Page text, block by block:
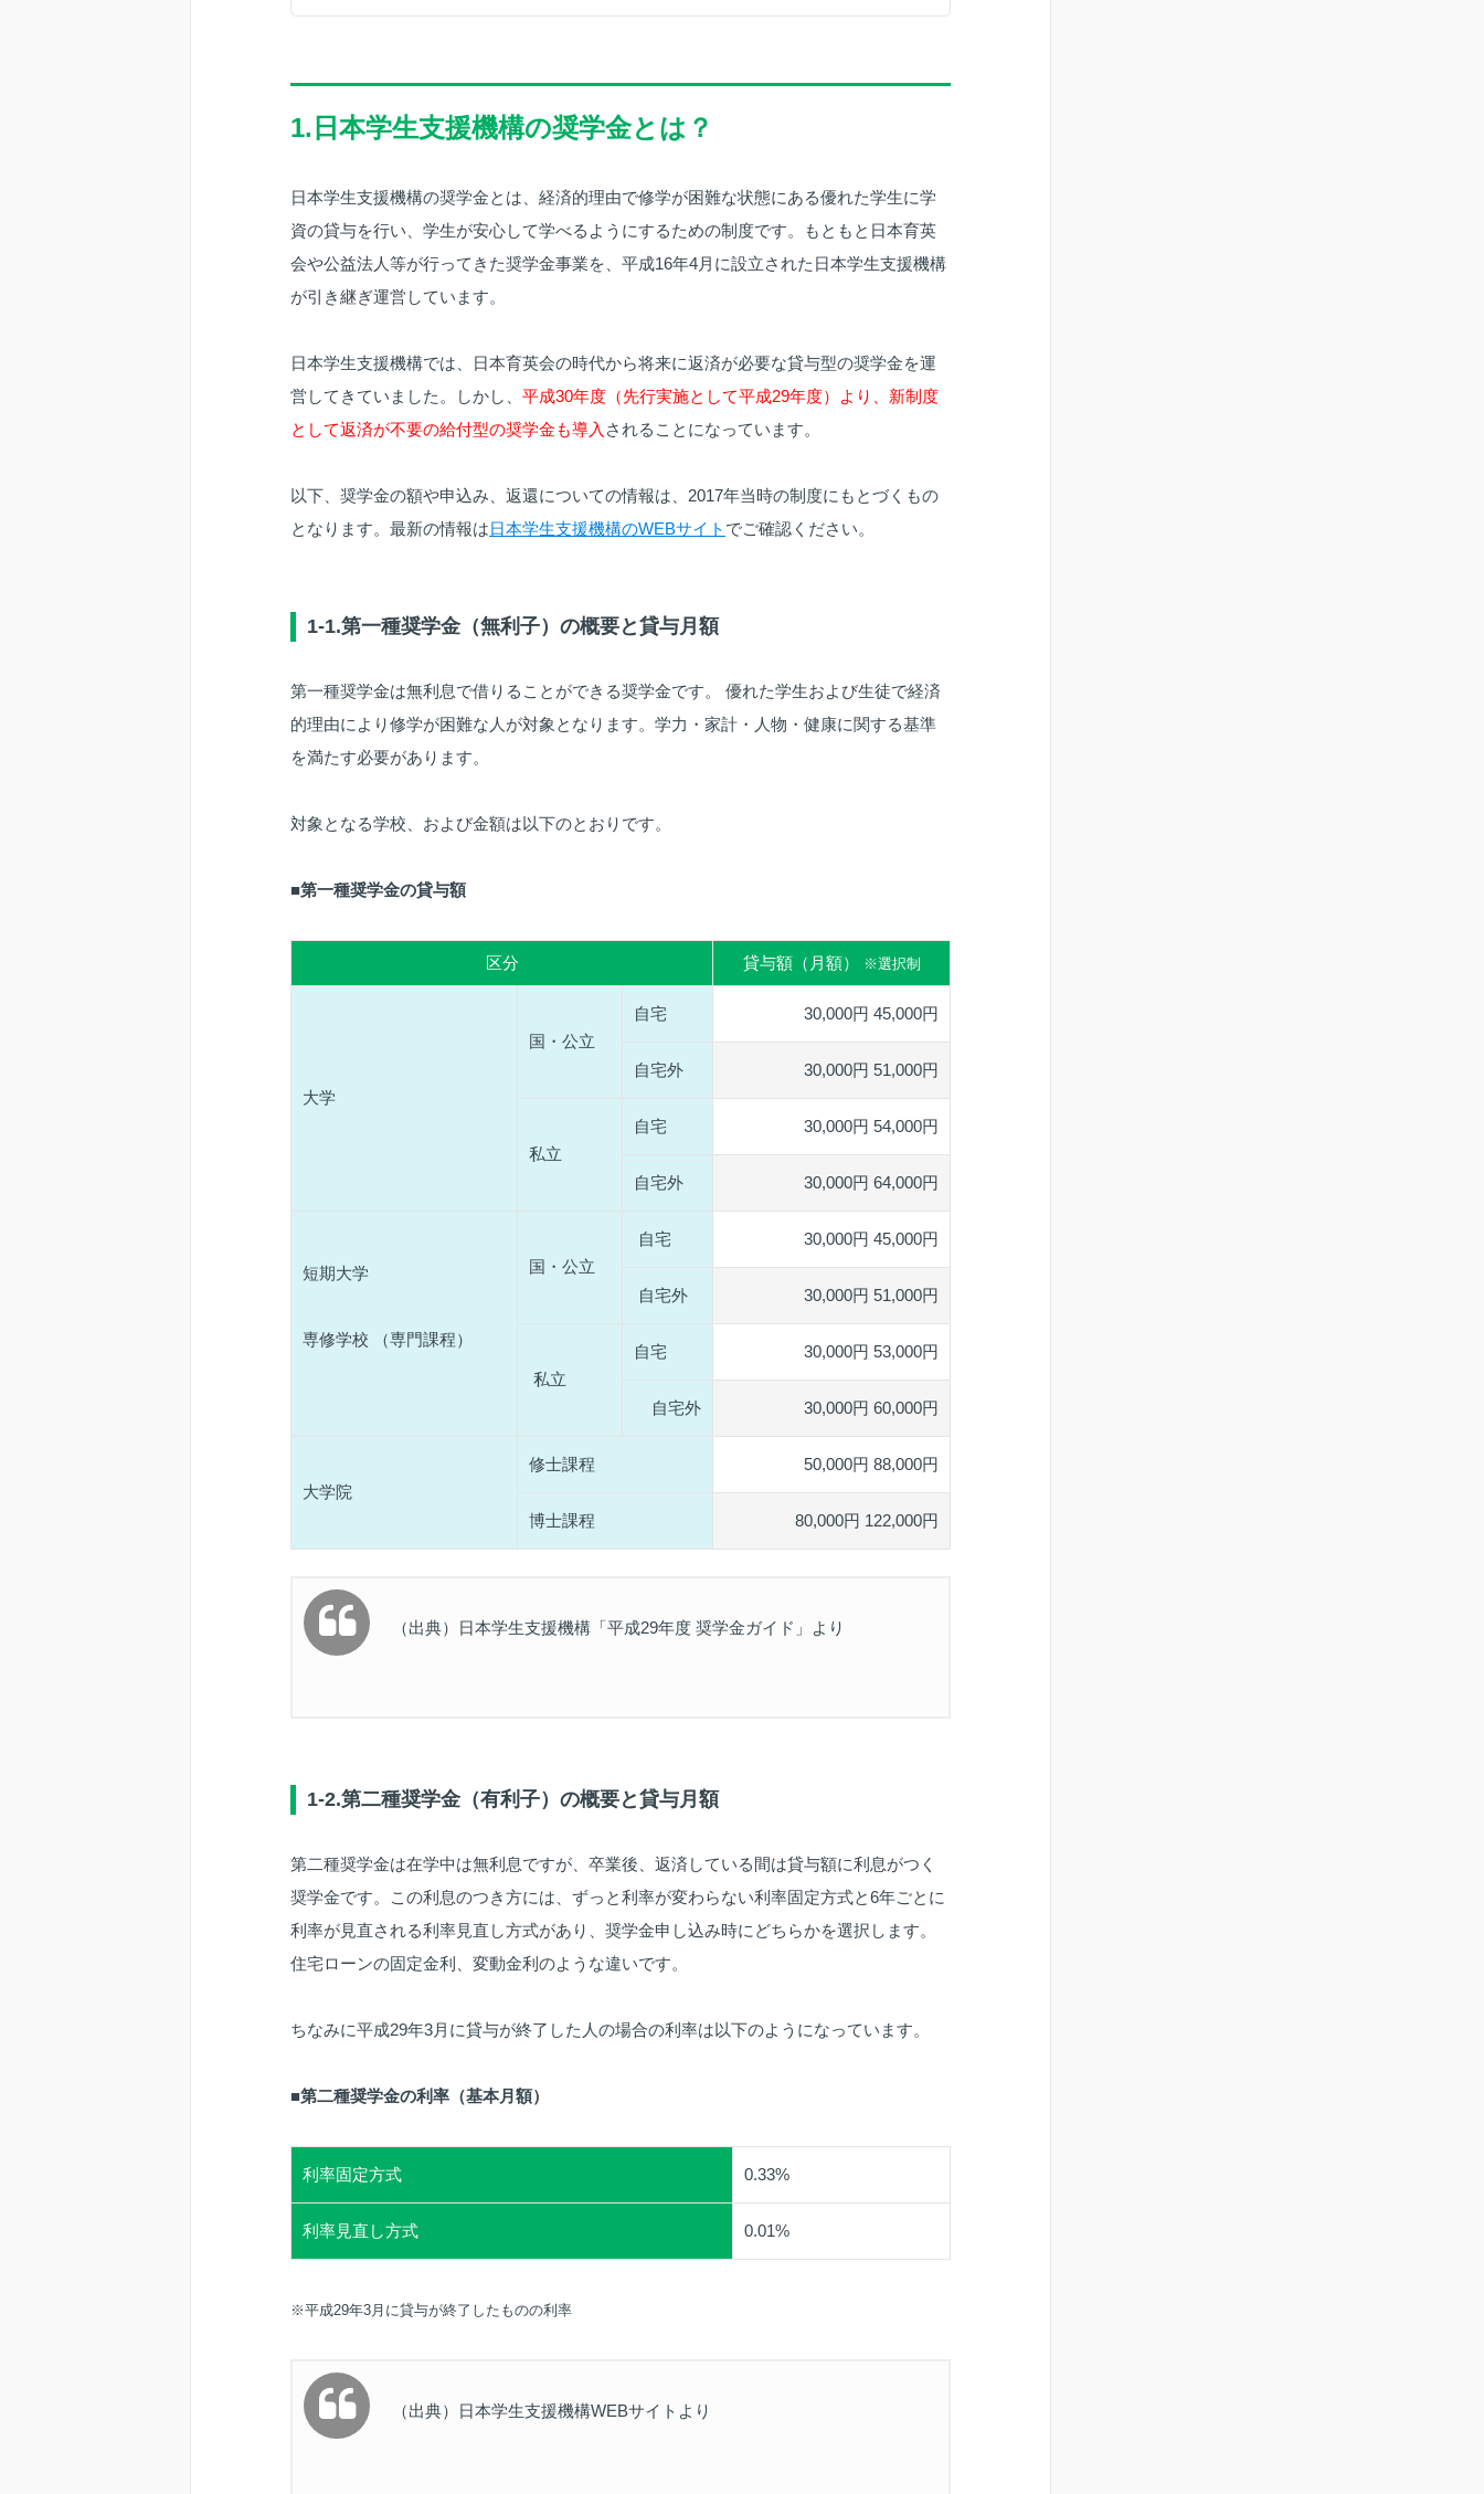
1.日本学生支援機構の奨学金とは？
日本学生支援機構の奨学金とは、経済的理由で修学が困難な状態にある優れた学生に学
資の貸与を行い、学生が安心して学べるようにするための制度です。もともと日本育英
会や公益法人等が行ってきた奨学金事業を、平成16年4月に設立された日本学生支援機構
が引き継ぎ運営しています。
日本学生支援機構では、日本育英会の時代から将来に返済が必要な貸与型の奨学金を運
営してきていました。しかし、 平成30年度（先行実施として平成29年度）より、新制度
として返済が不要の給付型の奨学金も導入 されることになっています。
以下、奨学金の額や申込み、返還についての情報は、2017年当時の制度にもとづくもの
となります。最新の情報は日本学生支援機構のWEBサイト でご確認ください。
1-1.第一種奨学金（無利子）の概要と貸与月額
第一種奨学金は無利息で借りることができる奨学金です。 優れた学生および生徒で経済
的理由により修学が困難な人が対象となります。学力・家計・人物・健康に関する基準
を満たす必要があります。
対象となる学校、および金額は以下のとおりです。
■第一種奨学金の貸与額
区分 貸与額（月額） ※選択制
大学
国・公立
自宅 30,000円 45,000円
自宅外 30,000円 51,000円
私立
自宅 30,000円 54,000円
自宅外 30,000円 64,000円
短期大学
専修学校 （専門課程）
国・公立
自宅 30,000円 45,000円
自宅外 30,000円 51,000円
私立
自宅 30,000円 53,000円
自宅外 30,000円 60,000円
大学院
修士課程 50,000円 88,000円
博士課程 80,000円 122,000円
（出典）日本学生支援機構「平成29年度 奨学金ガイド」より
1-2.第二種奨学金（有利子）の概要と貸与月額
第二種奨学金は在学中は無利息ですが、卒業後、返済している間は貸与額に利息がつく
奨学金です。この利息のつき方には、ずっと利率が変わらない利率固定方式と6年ごとに
利率が見直される利率見直し方式があり、奨学金申し込み時にどちらかを選択します。
住宅ローンの固定金利、変動金利のような違いです。
ちなみに平成29年3月に貸与が終了した人の場合の利率は以下のようになっています。
■第二種奨学金の利率（基本月額）
利率固定方式 0.33%
利率見直し方式 0.01%
※平成29年3月に貸与が終了したものの利率
（出典）日本学生支援機構WEBサイトより